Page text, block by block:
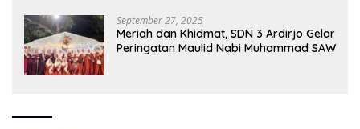
September 27, 2025
Meriah dan Khidmat, SDN 3 Ardirjo Gelar
Peringatan Maulid Nabi Muhammad SAW